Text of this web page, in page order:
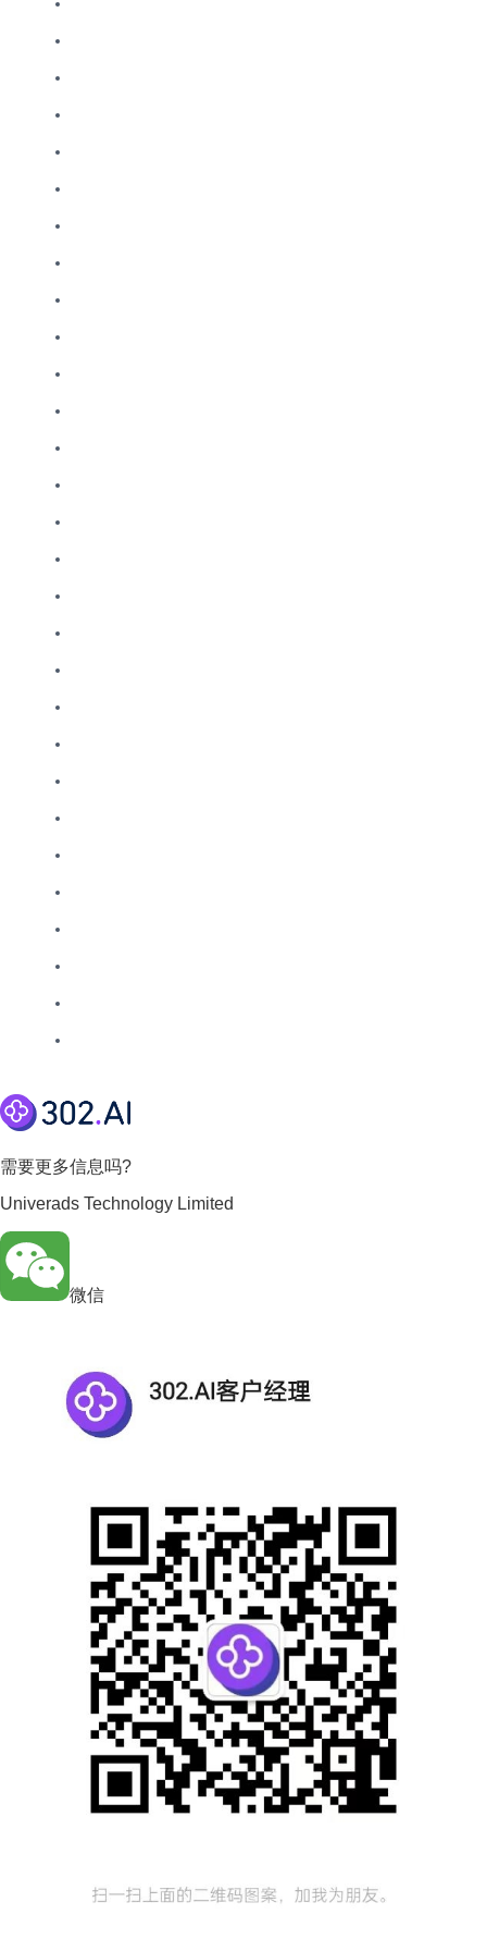
需要更多信息吗?
Univerads Technology Limited
微信